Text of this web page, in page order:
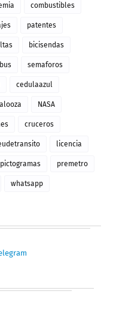
combustibles
patentes
bicisendas
semaforos
cedulaazul
NASA
cruceros
licencia
pictogramas premetro
whatsapp